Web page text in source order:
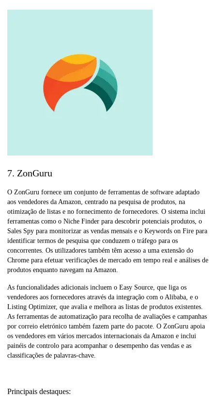
7. ZonGuru
O ZonGuru fornece um conjunto de ferramentas de software adaptado
aos vendedores da Amazon, centrado na pesquisa de produtos, na
otimização de listas e no fornecimento de fornecedores. O sistema inclui
ferramentas como o Niche Finder para descobrir potenciais produtos, o
Sales Spy para monitorizar as vendas mensais e o Keywords on Fire para
identificar termos de pesquisa que conduzem o tráfego para os
concorrentes. Os utilizadores também têm acesso a uma extensão do
Chrome para efetuar verificações de mercado em tempo real e análises de
produtos enquanto navegam na Amazon.
As funcionalidades adicionais incluem o Easy Source, que liga os
vendedores aos fornecedores através da integração com o Alibaba, e o
Listing Optimizer, que avalia e melhora as listas de produtos existentes.
As ferramentas de automatização para recolha de avaliações e campanhas
por correio eletrónico também fazem parte do pacote. O ZonGuru apoia
os vendedores em vários mercados internacionais da Amazon e inclui
painéis de controlo para acompanhar o desempenho das vendas e as
classificações de palavras-chave.
Principais destaques: